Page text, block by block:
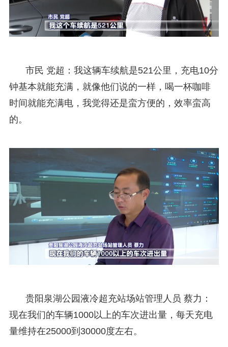
市民 党超：我这辆车续航是521公里，充电10分
钟基本就能充满，就像他们说的一样，喝一杯咖啡
时间就能充满电，我觉得还是蛮方便的，效率蛮高
的。
贵阳泉湖公园液冷超充站场站管理人员 蔡力：
现在我们的车辆1000以上的车次进出量，每天充电
量维持在25000到30000度左右。